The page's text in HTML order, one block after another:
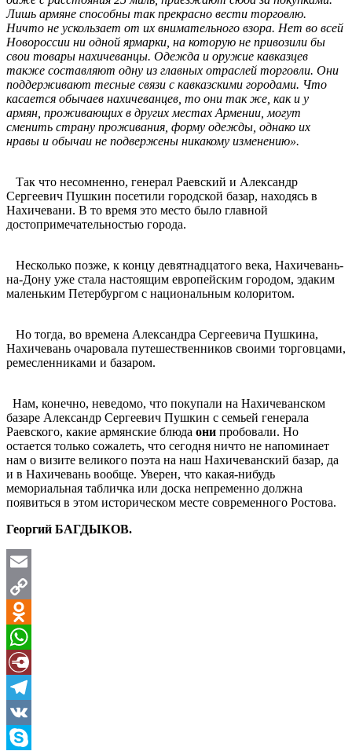
Лишь армяне способны так прекрасно вести торговлю.
Ничто не ускользает от их внимательного взора. Нет во всей
Новороссии ни одной ярмарки, на которую не привозили бы
свои товары нахичеванцы. Одежда и оружие кавказцев
также составляют одну из главных отраслей торговли. Они
поддерживают тесные связи с кавказскими городами. Что
касается обычаев нахичеванцев, то они так же, как и у
армян, проживающих в других местах Армении, могут
сменить страну проживания, форму одежды, однако их
нравы и обычаи не подвержены никакому изменению».
Так что несомненно, генерал Раевский и Александр
Сергеевич Пушкин посетили городской базар, находясь в
Нахичевани. В то время это место было главной
достопримечательностью города.
Несколько позже, к концу девятнадцатого века, Нахичевань-
на-Дону уже стала настоящим европейским городом, эдаким
маленьким Петербургом с национальным колоритом.
Но тогда, во времена Александра Сергеевича Пушкина,
Нахичевань очаровала путешественников своими торговцами,
ремесленниками и базаром.
Нам, конечно, неведомо, что покупали на Нахичеванском
базаре Александр Сергеевич Пушкин с семьей генерала
Раевского, какие армянские блюда они пробовали. Но
остается только сожалеть, что сегодня ничто не напоминает
нам о визите великого поэта на наш Нахичеванский базар, да
и в Нахичевань вообще. Уверен, что какая-нибудь
мемориальная табличка или доска непременно должна
появиться в этом историческом месте современного Ростова.
Георгий БАГДЫКОВ.
Email
Copy
Link
Odnoklassniki
WhatsApp
Diary.Ru
Telegram
VK